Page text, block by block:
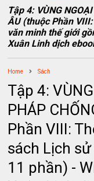
Tập 4: VÙNG
ÂU (thuộc Phần
văn minh thế giới
Xuân Linh dịch
Home Sách
Tập 4:
PHÁP
Phần VIII:
sách Lịch
11 phần) -